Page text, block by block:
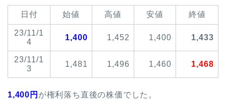
日付 始値 高値 安値 終値
23/11/1
4
1,400 1,452 1,400 1,433
23/11/1
3
1,481 1,496 1,460 1,468
1,400円 が権利落ち直後の株価でした。